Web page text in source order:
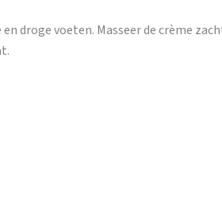
droge voeten. Masseer de crème